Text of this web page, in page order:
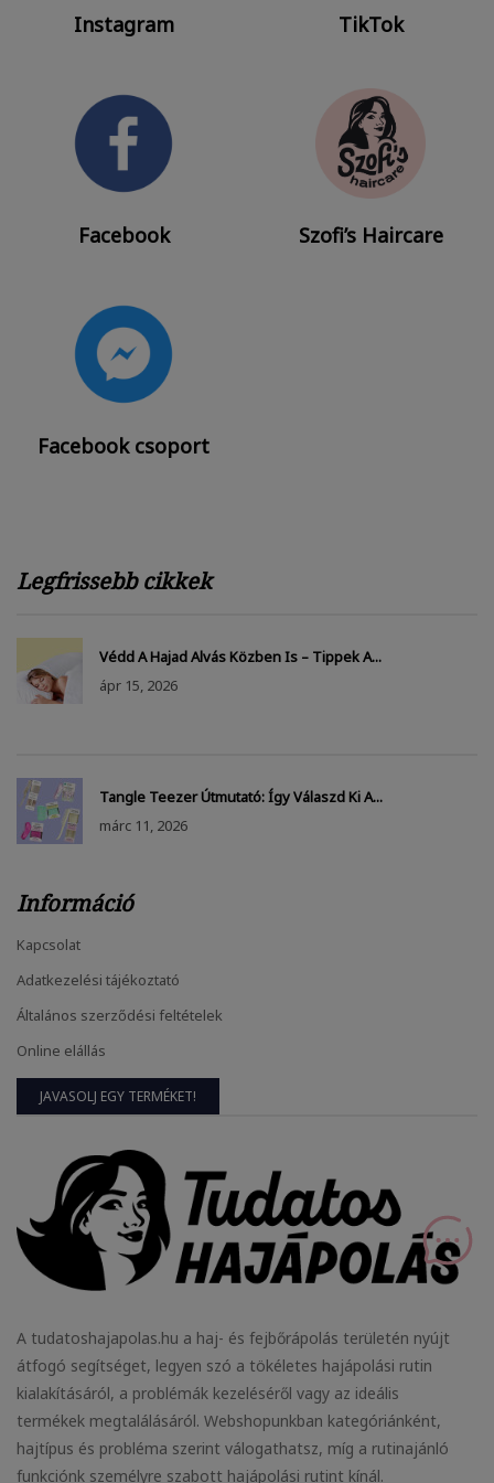
Instagram TikTok
Facebook Szofi’s Haircare
Facebook csoport
A tudatoshajapolas.hu a haj- és fejbőrápolás területén nyújt
átfogó segítséget, legyen szó a tökéletes hajápolási rutin
kialakításáról, a problémák kezeléséről vagy az ideális
termékek megtalálásáról. Webshopunkban kategóriánként,
hajtípus és probléma szerint válogathatsz, míg a rutinajánló
funkciónk személyre szabott hajápolási rutint kínál.
Legfrissebb cikkek
Védd A Hajad Alvás Közben Is – Tippek A...
ápr 15, 2026
Tangle Teezer Útmutató: Így Válaszd Ki A...
márc 11, 2026
Információ
Kapcsolat
Adatkezelési tájékoztató
Általános szerződési feltételek
Online elállás
JAVASOLJ EGY TERMÉKET!